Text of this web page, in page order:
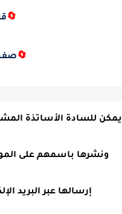
🔄
🔄
يمكن للسادة الأساتذة
ونشرها باسمهم على
إرسالها عبر البريد